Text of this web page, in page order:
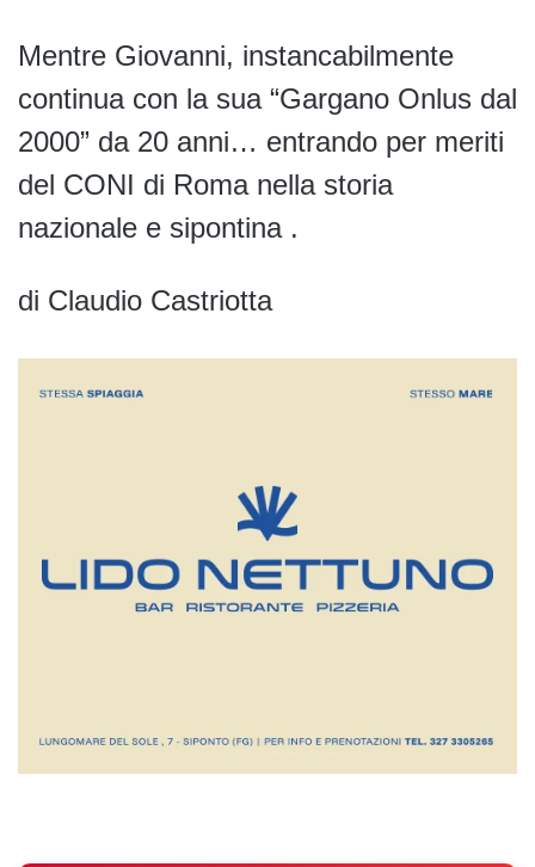
Mentre Giovanni, instancabilmente
continua con la sua “Gargano Onlus dal
2000” da 20 anni… entrando per meriti
del CONI di Roma nella storia
nazionale e sipontina .
di Claudio Castriotta